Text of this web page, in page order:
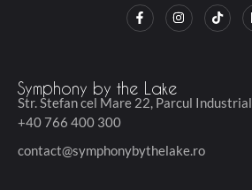
F
a
c
o
k
-
I
n
s
m
T
i
k
Symphony by the Lake
Str. Stefan cel Mare 22, Parcul
+40 766 400 300
contact@symphonybythelake.ro